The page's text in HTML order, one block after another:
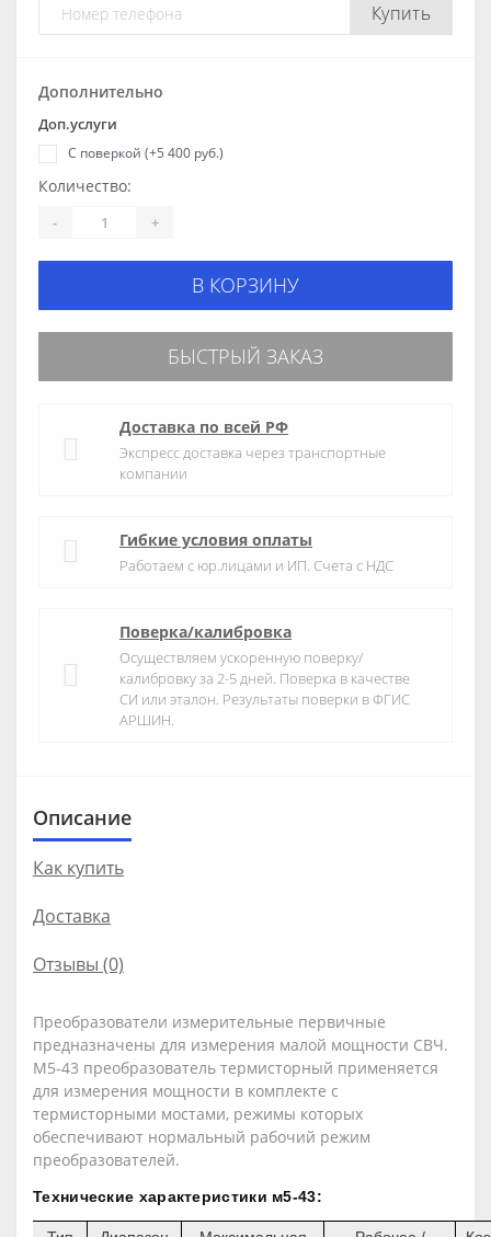
Купить
Дополнительно
Доп.услуги
С поверкой (+5 400 руб.)
Количество:
- +
В КОРЗИНУ
БЫСТРЫЙ ЗАКАЗ
Доставка по всей РФ
Экспресс доставка через транспортные
компании
Гибкие условия оплаты
Работаем с юр.лицами и ИП. Счета с НДС
Поверка/калибровка
Осуществляем ускоренную поверку/
калибровку за 2-5 дней. Поверка в качестве
СИ или эталон. Результаты поверки в ФГИС
АРШИН.
Описание
Как купить
Доставка
Отзывы (0)
Преобразователи измерительные первичные
предназначены для измерения малой мощности СВЧ.
М5-43 преобразователь термисторный применяется
для измерения мощности в комплекте с
термисторными мостами, режимы которых
обеспечивают нормальный рабочий режим
преобразователей.
Технические характеристики м5-43: